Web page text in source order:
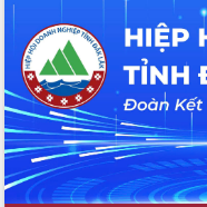
với Tập đoàn Bưu chính Viễn thông
Việt Nam
Thứ trưởng Bộ Y tế làm việc với
Đắk Lắk về phát triển nhân lực y
cho trạm y tế cấp xã
Du lịch Đắk Lắk nâng tầm trải
du khách thông qua Hệ thống cơ
liệu và Bản đồ số